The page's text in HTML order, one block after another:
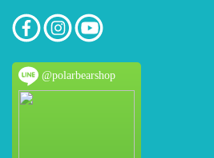
@polarbearshop